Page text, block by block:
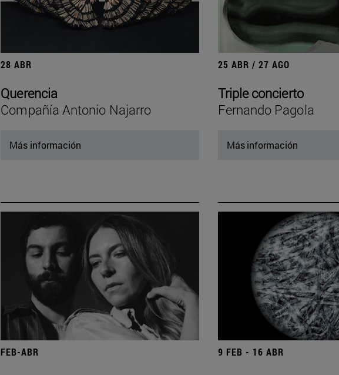
28 ABR
Querencia
Compañía Antonio Najarro
Más información
25 ABR / 27 AGO
Triple concierto
Fernando Pagola
Más información
FEB-ABR 9 FEB - 16 ABR